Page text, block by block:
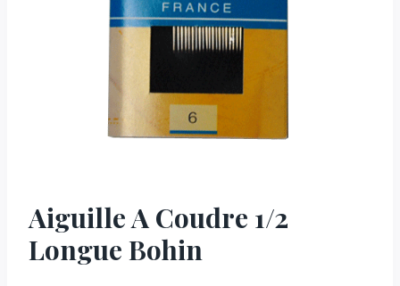
Aiguille A Coudre 1/2
Longue Bohin